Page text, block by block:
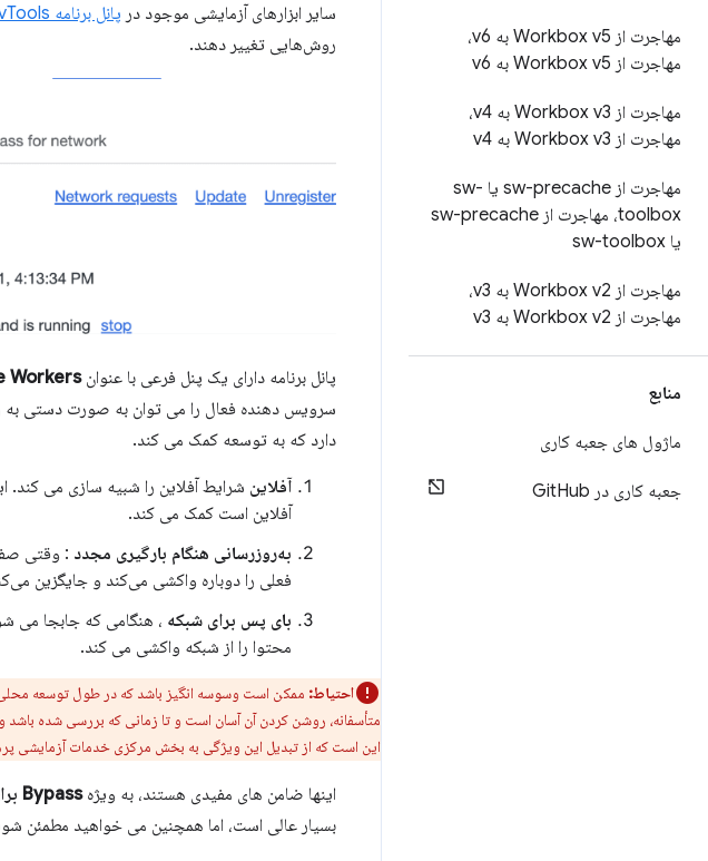
مهاجرت از Workbox v5 به v6،
مهاجرت از Workbox v5 به v6
مهاجرت از Workbox v3 به v4،
مهاجرت از Workbox v3 به v4
مهاجرت از sw-precache یا sw-
toolbox، مهاجرت از sw-precache
یا sw-toolbox
مهاجرت از Workbox v2 به v3،
مهاجرت از Workbox v2 به v3
منابع
ماژول های جعبه کاری
جعبه کاری در Git Hub
سایر ابزارهای آزمایشی موجود در پانل برنامه Chrome DevTools
روش‌هایی تغییر دهند.
پانل برنامه دارای یک پنل فرعی با عنوانWorkers
سرویس دهنده فعال را می توان به صورت دستی به
دارد که به توسعه کمک می کند.
آفلاین شرایط آفلاین را شبیه سازی می کند.
آفلاین است کمک می کند.
به‌روزرسانی هنگام بارگیری مجدد : وقتی
فعلی را دوباره واکشی می‌کند و جایگزین
بای پس برای شبکه ، هنگامی که جابجا می
محتوا را از شبکه واکشی می کند.
احتیاط: ممکن است وسوسه انگیز باشد که در طول توسعه محلی
متأسفانه، روشن کردن آن آسان است و تا زمانی که بررسی شده
این است که از تبدیل این ویژگی به بخش مرکزی خدمات آزمایشی
اینها ضامن های مفیدی هستند، به ویژهBypass برای شبکه
بسیار عالی است، اما همچنین می خواهید مطمئن